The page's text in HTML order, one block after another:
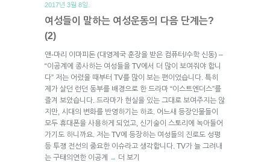
2017년 3월 8일.
여성들이 말하는 여성운동의 다음 단계는?
(2)
앤-마리 이마피돈 (대영제국 훈장을 받은 컴퓨터/수학 신동) –
“이공계에 종사하는 여성들을 TV에서 더 많이 보여줘야 합니
다” 저는 어렸을 때부터 TV를 많이 보는 편이었습니다. 특히
제가 살던 런던 동부를 배경으로 한 드라마 “이스트엔더스”를
즐겨 보았습니다. 드라마가 현실을 있는 그대로 보여주지는 않
지만, 시대의 변화를 반영하기는 하죠. 어느새 등장인물들이
모두 휴대폰을 사용하게 되었고, 신기술이 스토리에 녹아들어
가기도 하니까요. 저는 TV에 등장하는 여성들의 진로도 성평
등 투쟁 전선의 중요한 이슈라고 생각합니다. TV가 늘 그려내
는 구태의연한 이공계
→ 더 보기